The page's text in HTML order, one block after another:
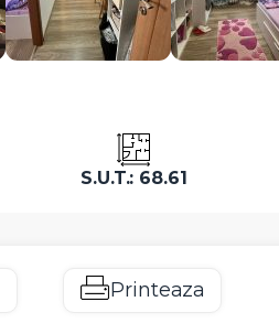
S.U.T.: 68.61
Printeaza